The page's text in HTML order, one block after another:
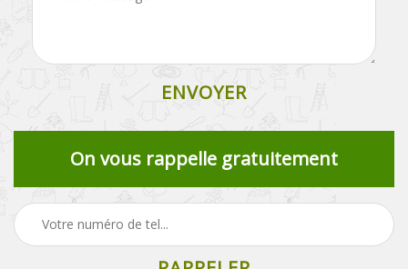
On vous rappelle gratuitement